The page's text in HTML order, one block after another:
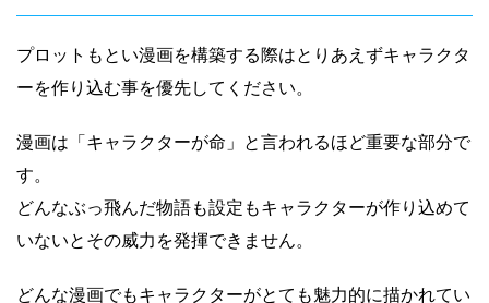
プロットもとい漫画を構築する際はとりあえずキャラクタ
ーを作り込む事を優先してください。
漫画は「キャラクターが命」と言われるほど重要な部分で
す。
どんなぶっ飛んだ物語も設定もキャラクターが作り込めて
いないとその威力を発揮できません。
どんな漫画でもキャラクターがとても魅力的に描かれてい